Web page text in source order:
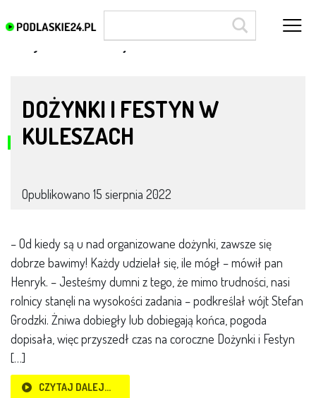
Festyn św. Bartłomieja Kulesze Kościelne
DOŻYNKI I FESTYN W
KULESZACH
Opublikowano 15 sierpnia 2022
– Od kiedy są u nad organizowane dożynki, zawsze się
dobrze bawimy! Każdy udzielał się, ile mógł – mówił pan
Henryk. – Jesteśmy dumni z tego, że mimo trudności, nasi
rolnicy stanęli na wysokości zadania – podkreślał wójt Stefan
Grodzki. Żniwa dobiegły lub dobiegają końca, pogoda
dopisała, więc przyszedł czas na coroczne Dożynki i Festyn
[…]
CZYTAJ DALEJ…